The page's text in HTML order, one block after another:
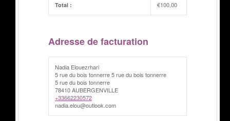
Total : €100,00
Adresse de facturation
Nadia Elouezrhari
5 rue du bois tonnerre 5 rue du bois tonnerre
5 rue du bois tonnerre
78410 AUBERGENVILLE
+33662230572
nadia.elou@outlook.com